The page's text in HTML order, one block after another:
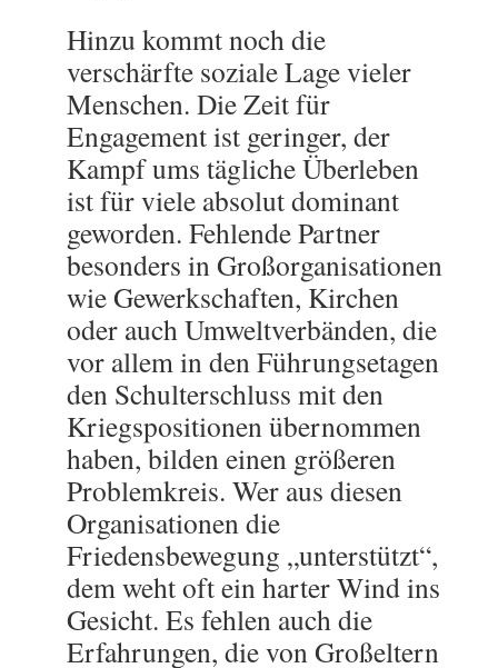
Hinzu kommt noch die
verschärfte soziale Lage vieler
Menschen. Die Zeit für
Engagement ist geringer, der
Kampf ums tägliche Überleben
ist für viele absolut dominant
geworden. Fehlende Partner
besonders in Großorganisationen
wie Gewerkschaften, Kirchen
oder auch Umweltverbänden, die
vor allem in den Führungsetagen
den Schulterschluss mit den
Kriegspositionen übernommen
haben, bilden einen größeren
Problemkreis. Wer aus diesen
Organisationen die
Friedensbewegung „unterstützt“,
dem weht oft ein harter Wind ins
Gesicht. Es fehlen auch die
Erfahrungen, die von Großeltern